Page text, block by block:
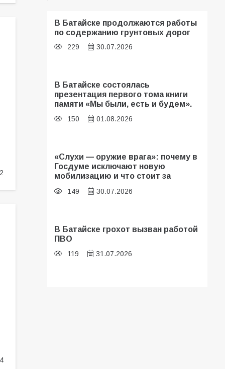
В Батайске продолжаются работы
по содержанию грунтовых дорог
229 30.07.2026
В Батайске состоялась
презентация первого тома книги
памяти «Мы были, есть и будем».
150 01.08.2026
«Слухи — оружие врага»: почему в
Госдуме исключают новую
мобилизацию и что стоит за
заявлениями Киева
149 30.07.2026
В Батайске грохот вызван работой
ПВО
119 31.07.2026